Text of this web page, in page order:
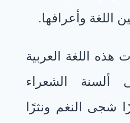
اللغة وأعرافها.
هذه اللغة العربية
ألسنة الشعراء
شجى النغم ونثرًا